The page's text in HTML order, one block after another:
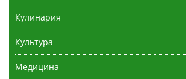
Кулинария
Культура
Медицина